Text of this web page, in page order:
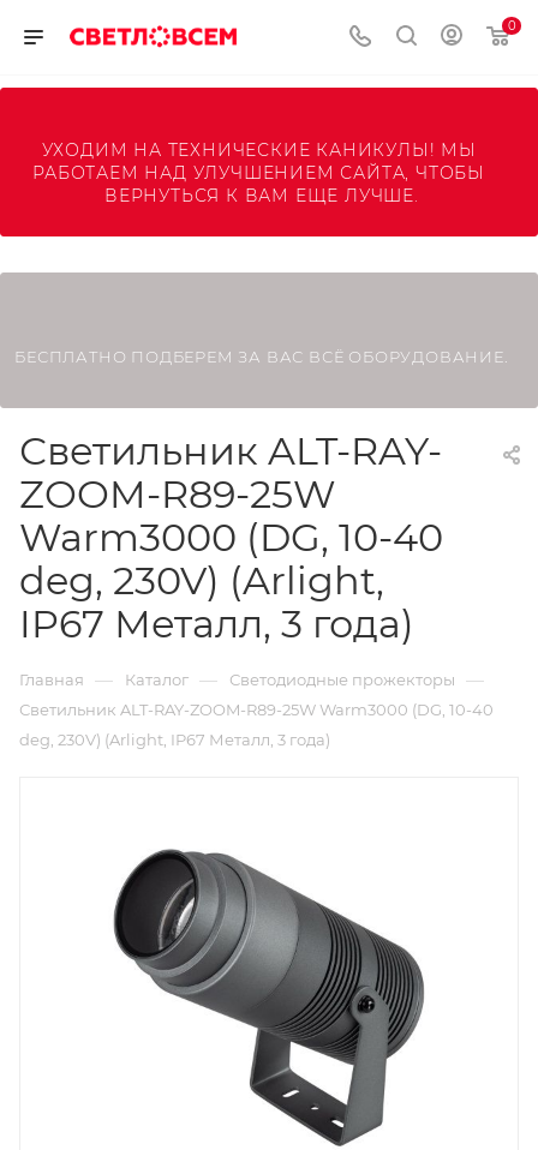
0
УХОДИМ НА ТЕХНИЧЕСКИЕ КАНИКУЛЫ! МЫ
РАБОТАЕМ НАД УЛУЧШЕНИЕМ САЙТА, ЧТОБЫ
ВЕРНУТЬСЯ К ВАМ ЕЩЕ ЛУЧШЕ.
БЕСПЛАТНО ПОДБЕРЕМ ЗА ВАС ВСЁ ОБОРУДОВАНИЕ.
Светильник ALT-RAY-
ZOOM-R89-25W
Warm3000 (DG, 10-40
deg, 230V) (Arlight,
IP67 Металл, 3 года)
Главная — Каталог — Светодиодные прожекторы —
Светильник ALT-RAY-ZOOM-R89-25W Warm3000 (DG, 10-40
deg, 230V) (Arlight, IP67 Металл, 3 года)